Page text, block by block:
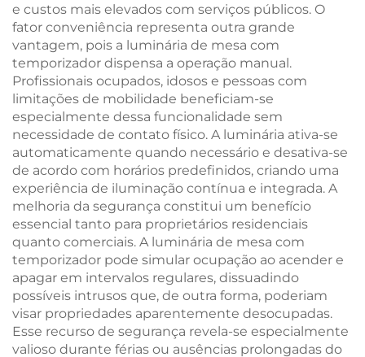
e custos mais elevados com serviços públicos. O
fator conveniência representa outra grande
vantagem, pois a luminária de mesa com
temporizador dispensa a operação manual.
Profissionais ocupados, idosos e pessoas com
limitações de mobilidade beneficiam-se
especialmente dessa funcionalidade sem
necessidade de contato físico. A luminária ativa-se
automaticamente quando necessário e desativa-se
de acordo com horários predefinidos, criando uma
experiência de iluminação contínua e integrada. A
melhoria da segurança constitui um benefício
essencial tanto para proprietários residenciais
quanto comerciais. A luminária de mesa com
temporizador pode simular ocupação ao acender e
apagar em intervalos regulares, dissuadindo
possíveis intrusos que, de outra forma, poderiam
visar propriedades aparentemente desocupadas.
Esse recurso de segurança revela-se especialmente
valioso durante férias ou ausências prolongadas do